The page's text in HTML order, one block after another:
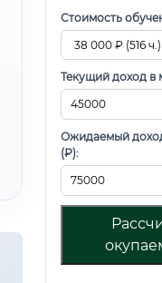
Стоимость
Текущий доход в
Ожидаемый
(₽):